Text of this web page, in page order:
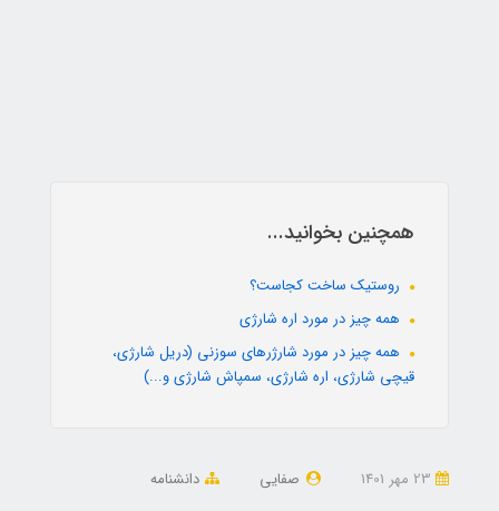
همچنین بخوانید...
روستیک ساخت کجاست؟
همه چیز در مورد اره شارژی
همه چیز در مورد شارژرهای سوزنی (دریل شارژی،
قیچی شارژی، اره شارژی، سمپاش شارژی و...)
صفایی دانشنامه